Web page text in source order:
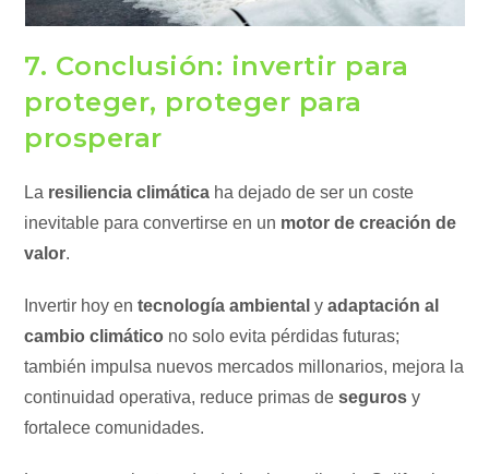
7. Conclusión: invertir para
proteger, proteger para
prosperar
La resiliencia climática ha dejado de ser un coste
inevitable para convertirse en un motor de creación de
valor.
Invertir hoy entecnología ambiental yadaptación al
cambio climático no solo evita pérdidas futuras;
también impulsa nuevos mercados millonarios, mejora la
continuidad operativa, reduce primas deseguros y
fortalece comunidades.